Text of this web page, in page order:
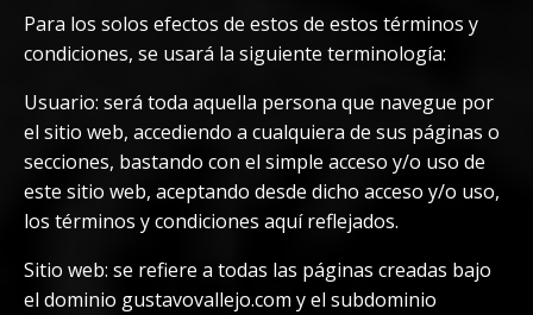
Para los solos efectos de estos de estos términos y
condiciones, se usará la siguiente terminología:
Usuario: será toda aquella persona que navegue por
el sitio web, accediendo a cualquiera de sus páginas o
secciones, bastando con el simple acceso y/o uso de
este sitio web, aceptando desde dicho acceso y/o uso,
los términos y condiciones aquí reflejados.
Sitio web: se refiere a todas las páginas creadas bajo
el dominio gustavovallejo.com y el subdominio